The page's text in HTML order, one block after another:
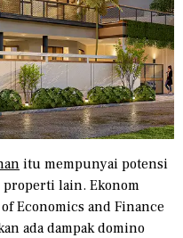
itu mempunyai potensi
lain. Ekonom
Economics and Finance
ada dampak domino